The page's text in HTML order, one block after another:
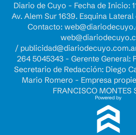
Diario de Cuyo - Fecha de Inicio:
Av. Alem Sur 1639. Esquina
Contacto:
/
264 5045343 - Gerente General:
Secretario de Redacción: Diego
Mario Romero - Empresa
FRANCISCO MONTES